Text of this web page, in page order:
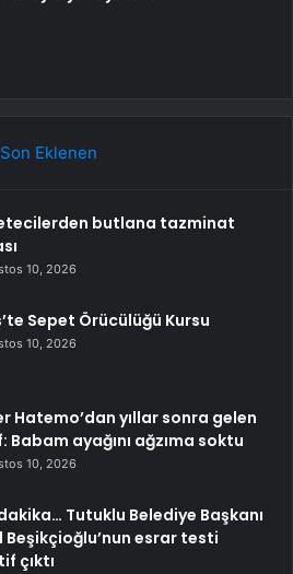
Son Eklenen
butlana tazminat
10, 2026
Sepet Örücülüğü Kursu
10, 2026
Hatemo’dan yıllar sonra gelen
Babam ayağını ağzıma soktu
10, 2026
Tutuklu Belediye Başkanı
Beşikçioğlu’nun esrar testi
çıktı